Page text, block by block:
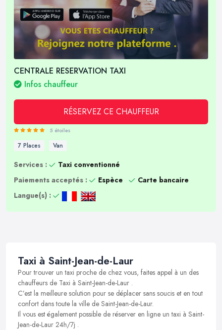
CENTRALE RESERVATION TAXI
Infos chauffeur
RÉSERVEZ CE CHAUFFEUR
5 étoiles
7 Places Van
Services :
Taxi conventionné
Paiements acceptés :
Espèce
Carte bancaire
Langue(s) :
Taxi à Saint-Jean-de-Laur
Pour trouver un taxi proche de chez vous, faites appel à un des
chauffeurs de Taxi à Saint-Jean-de-Laur .
C’est la meilleure solution pour se déplacer sans soucis et en tout
confort dans toute la ville de Saint-Jean-de-Laur.
Il vous est également possible de réserver en ligne un taxi à Saint-
Jean-de-Laur 24h/7j .